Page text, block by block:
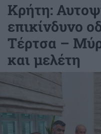
Κρήτη:
επικίνδυνο
Τέρτσα –
και μελέτη